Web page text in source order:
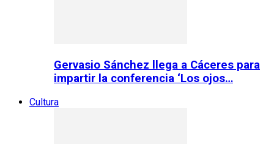
Gervasio Sánchez llega a Cáceres para
impartir la conferencia ‘Los ojos…
Cultura